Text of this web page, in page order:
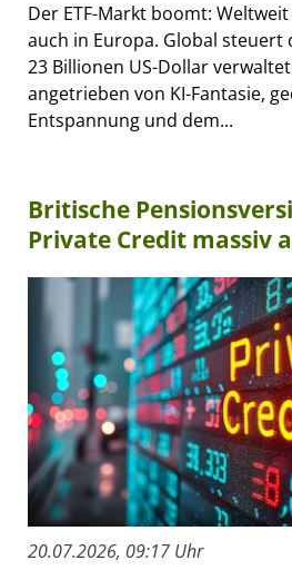
Der ETF-Markt boomt:
auch in Europa. Global steuert
23 Billionen US-Dollar
angetrieben von KI-Fantasie,
Entspannung und dem...
Britische
Private Credit massiv
20.07.2026, 09:17 Uhr